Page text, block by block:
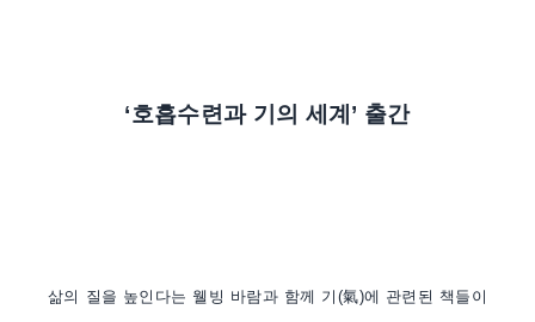
‘호흡수련과 기의 세계’ 출간
삶의 질을 높인다는 웰빙 바람과 함께 기 (氣)에 관련된 책들이